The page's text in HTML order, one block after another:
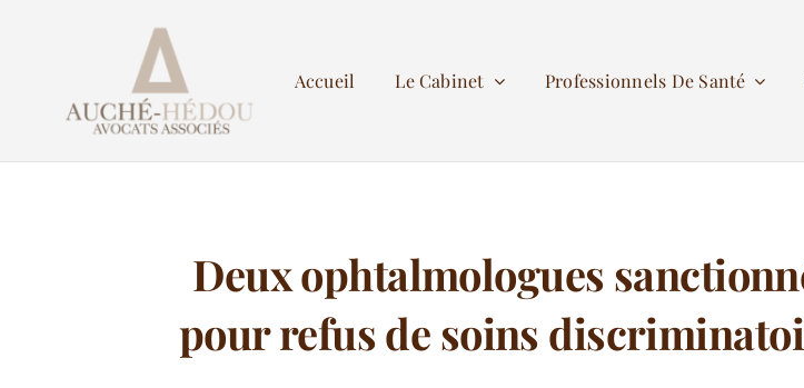
Accueil Le Cabinet Professionnels De Santé
Deux ophtalmologues
pour refus de soins